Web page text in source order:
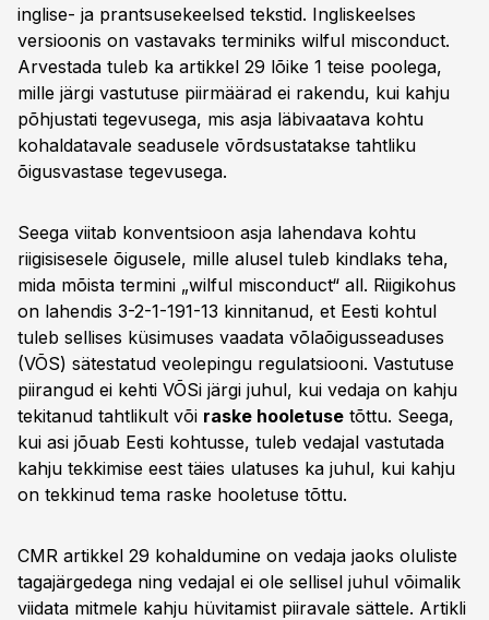
inglise- ja prantsusekeelsed tekstid. Ingliskeelses
versioonis on vastavaks terminiks wilful misconduct.
Arvestada tuleb ka artikkel 29 lõike 1 teise poolega,
mille järgi vastutuse piirmäärad ei rakendu, kui kahju
põhjustati tegevusega, mis asja läbivaatava kohtu
kohaldatavale seadusele võrdsustatakse tahtliku
õigusvastase tegevusega.
Seega viitab konventsioon asja lahendava kohtu
riigisisesele õigusele, mille alusel tuleb kindlaks teha,
mida mõista termini „wilful misconduct“ all. Riigikohus
on lahendis 3-2-1-191-13 kinnitanud, et Eesti kohtul
tuleb sellises küsimuses vaadata võlaõigusseaduses
(VÕS) sätestatud veolepingu regulatsiooni. Vastutuse
piirangud ei kehti VÕSi järgi juhul, kui vedaja on kahju
tekitanud tahtlikult või raske hooletuse tõttu. Seega,
kui asi jõuab Eesti kohtusse, tuleb vedajal vastutada
kahju tekkimise eest täies ulatuses ka juhul, kui kahju
on tekkinud tema raske hooletuse tõttu.
CMR artikkel 29 kohaldumine on vedaja jaoks oluliste
tagajärgedega ning vedajal ei ole sellisel juhul võimalik
viidata mitmele kahju hüvitamist piiravale sättele. Artikli